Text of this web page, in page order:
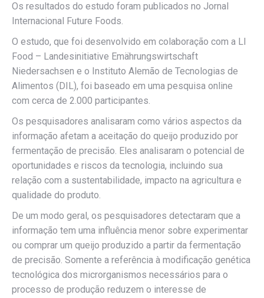
Os resultados do estudo foram publicados no Jornal
Internacional Future Foods.
O estudo, que foi desenvolvido em colaboração com a LI
Food – Landesinitiative Emährungswirtschaft
Niedersachsen e o Instituto Alemão de Tecnologias de
Alimentos (DIL), foi baseado em uma pesquisa online
com cerca de 2.000 participantes.
Os pesquisadores analisaram como vários aspectos da
informação afetam a aceitação do queijo produzido por
fermentação de precisão. Eles analisaram o potencial de
oportunidades e riscos da tecnologia, incluindo sua
relação com a sustentabilidade, impacto na agricultura e
qualidade do produto.
De um modo geral, os pesquisadores detectaram que a
informação tem uma influência menor sobre experimentar
ou comprar um queijo produzido a partir da fermentação
de precisão. Somente a referência à modificação genética
tecnológica dos microrganismos necessários para o
processo de produção reduzem o interesse de